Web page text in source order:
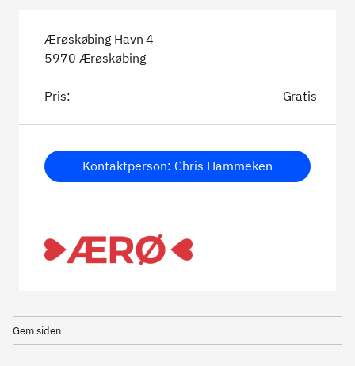
Ærøskøbing Havn 4
5970 Ærøskøbing
Pris: Gratis
Kontaktperson: Chris Hammeken
Gem siden